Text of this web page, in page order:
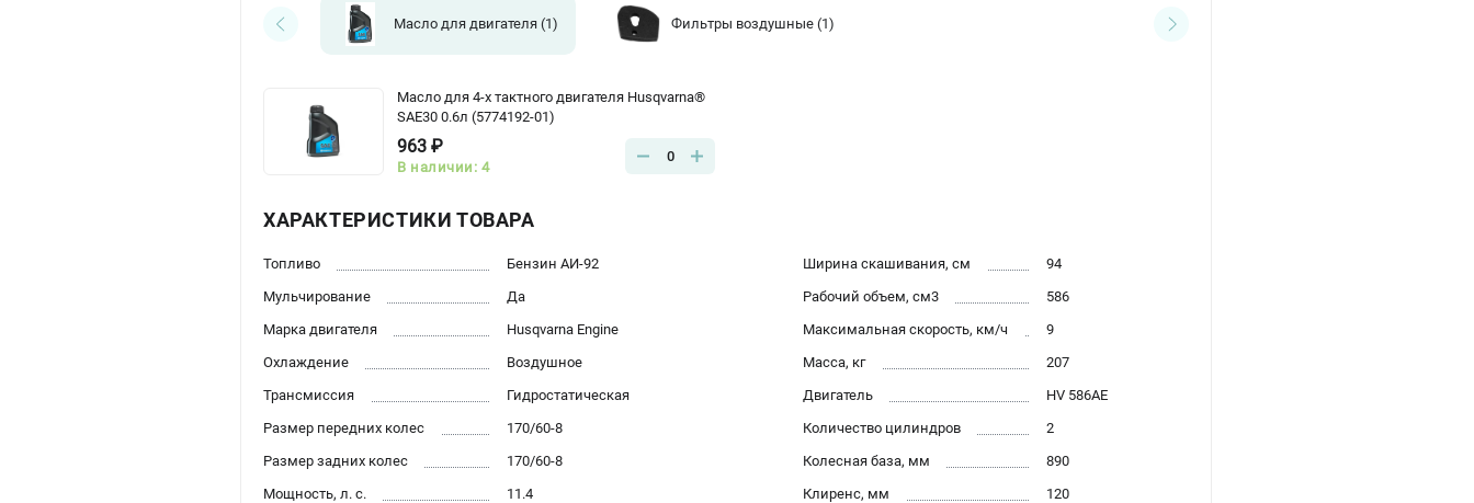
Масло для двигателя(1) Фильтры воздушные (1)
Масло для 4-х тактного двигателя Husqvarna®
SAE30 0.6л (5774192-01)
963 ₽
В наличии: 4
0
ХАРАКТЕРИСТИКИ ТОВАРА
Топливо
Бензин АИ-92
Мульчирование
Да
Марка двигателя
Husqvarna Engine
Охлаждение
Воздушное
Трансмиссия
Гидростатическая
Размер передних колес
170/60-8
Размер задних колес
170/60-8
Мощность, л. с.
11.4
Ширина скашивания, см
94
Рабочий объем, см3
586
Максимальная скорость, км/ч
9
Масса, кг
207
Двигатель
HV 586AE
Количество цилиндров
2
Колесная база, мм
890
Клиренс, мм
120